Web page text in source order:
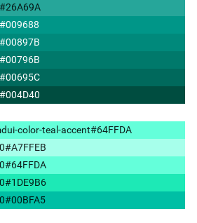
#26A69A
#009688
#00897B
#00796B
#00695C
#004D40
color-teal-accent#64FFDA
#A7FFEB
#64FFDA
#1DE9B6
#00BFA5